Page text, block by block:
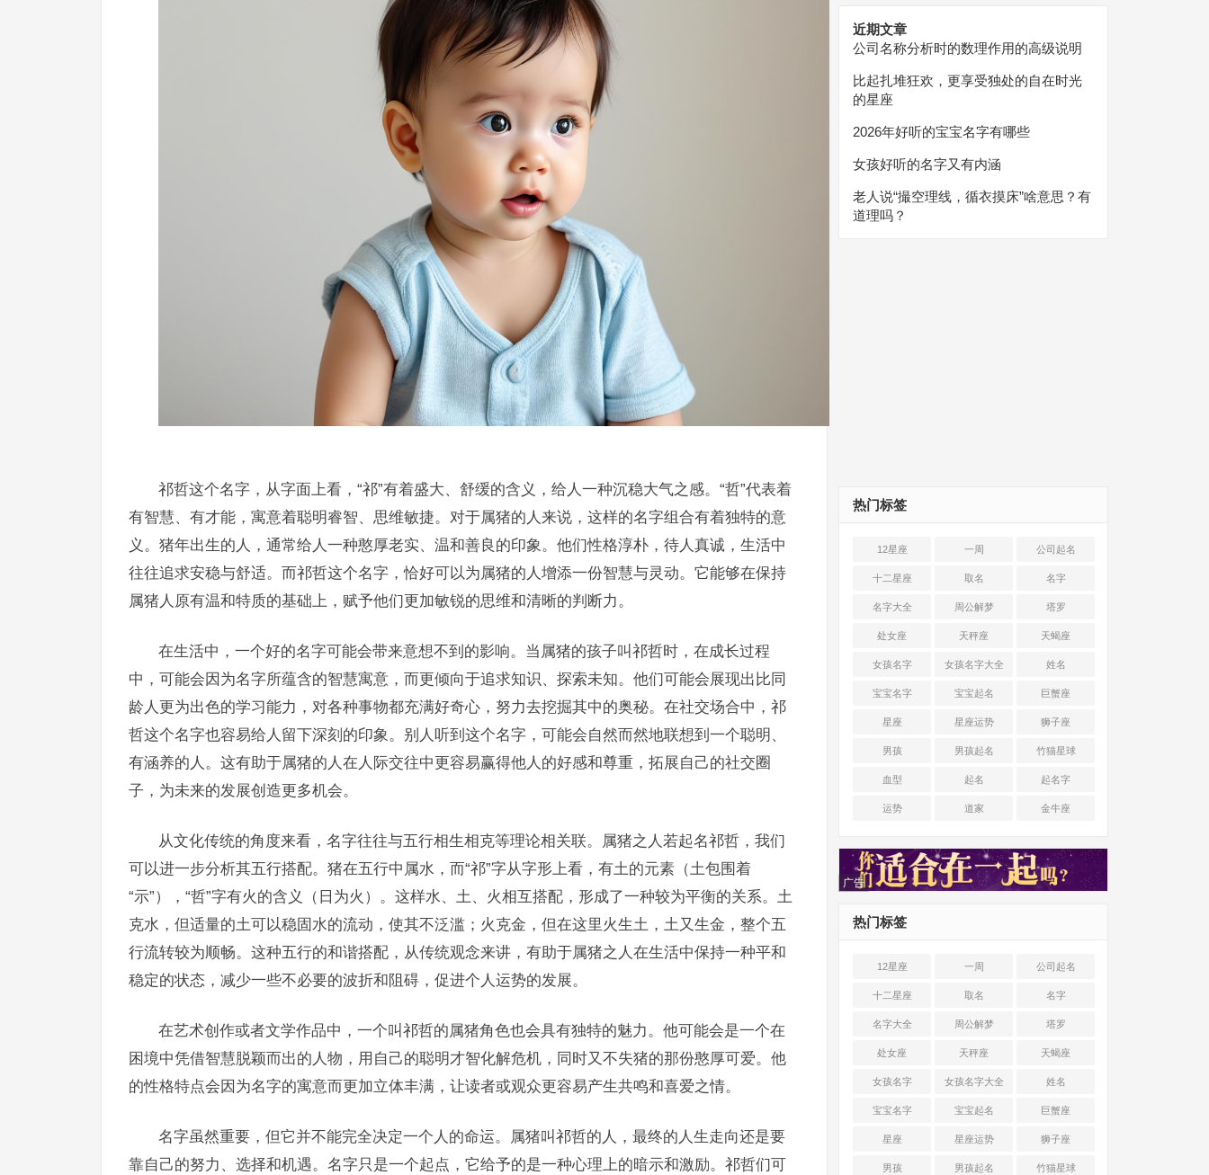
祁哲这个名字，从字面上看，“祁”有着盛大、舒缓的含义，给人一种沉稳大气之感。“哲”代表着
有智慧、有才能，寓意着聪明睿智、思维敏捷。对于属猪的人来说，这样的名字组合有着独特的意
义。猪年出生的人，通常给人一种憨厚老实、温和善良的印象。他们性格淳朴，待人真诚，生活中
往往追求安稳与舒适。而祁哲这个名字，恰好可以为属猪的人增添一份智慧与灵动。它能够在保持
属猪人原有温和特质的基础上，赋予他们更加敏锐的思维和清晰的判断力。
在生活中，一个好的名字可能会带来意想不到的影响。当属猪的孩子叫祁哲时，在成长过程
中，可能会因为名字所蕴含的智慧寓意，而更倾向于追求知识、探索未知。他们可能会展现出比同
龄人更为出色的学习能力，对各种事物都充满好奇心，努力去挖掘其中的奥秘。在社交场合中，祁
哲这个名字也容易给人留下深刻的印象。别人听到这个名字，可能会自然而然地联想到一个聪明、
有涵养的人。这有助于属猪的人在人际交往中更容易赢得他人的好感和尊重，拓展自己的社交圈
子，为未来的发展创造更多机会。
从文化传统的角度来看，名字往往与五行相生相克等理论相关联。属猪之人若起名祁哲，我们
可以进一步分析其五行搭配。猪在五行中属水，而“祁”字从字形上看，有土的元素（土包围着
“示”），“哲”字有火的含义（日为火）。这样水、土、火相互搭配，形成了一种较为平衡的关系。土
克水，但适量的土可以稳固水的流动，使其不泛滥；火克金，但在这里火生土，土又生金，整个五
行流转较为顺畅。这种五行的和谐搭配，从传统观念来讲，有助于属猪之人在生活中保持一种平和
稳定的状态，减少一些不必要的波折和阻碍，促进个人运势的发展。
在艺术创作或者文学作品中，一个叫祁哲的属猪角色也会具有独特的魅力。他可能会是一个在
困境中凭借智慧脱颖而出的人物，用自己的聪明才智化解危机，同时又不失猪的那份憨厚可爱。他
的性格特点会因为名字的寓意而更加立体丰满，让读者或观众更容易产生共鸣和喜爱之情。
名字虽然重要，但它并不能完全决定一个人的命运。属猪叫祁哲的人，最终的人生走向还是要
靠自己的努力、选择和机遇。名字只是一个起点，它给予的是一种心理上的暗示和激励。祁哲们可
近期文章
公司名称分析时的数理作用的高级说明
比起扎堆狂欢，更享受独处的自在时光
的星座
2026年好听的宝宝名字有哪些
女孩好听的名字又有内涵
老人说“撮空理线，循衣摸床”啥意思？有
道理吗？
热门标签
12星座 一周 公司起名
十二星座 取名 名字
名字大全 周公解梦 塔罗
处女座 天秤座 天蝎座
女孩名字 女孩名字大全 姓名
宝宝名字 宝宝起名 巨蟹座
星座 星座运势 狮子座
男孩 男孩起名 竹猫星球
血型 起名 起名字
运势 道家 金牛座
广告
热门标签
12星座 一周 公司起名
十二星座 取名 名字
名字大全 周公解梦 塔罗
处女座 天秤座 天蝎座
女孩名字 女孩名字大全 姓名
宝宝名字 宝宝起名 巨蟹座
星座 星座运势 狮子座
男孩 男孩起名 竹猫星球